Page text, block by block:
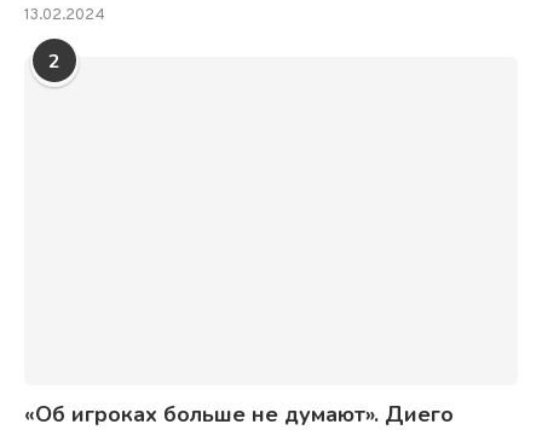
13.02.2024
2
«Об игроках больше не думают». Диего